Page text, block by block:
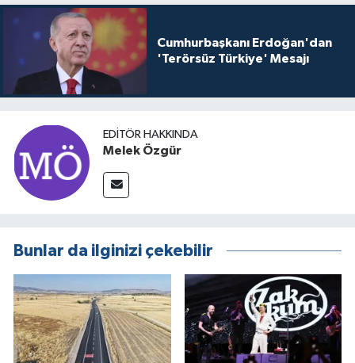
Cumhurbaşkanı Erdoğan'dan
'Terörsüz Türkiye' Mesajı
EDITÖR HAKKINDA
Melek Özgür
Bunlar da ilginizi çekebilir